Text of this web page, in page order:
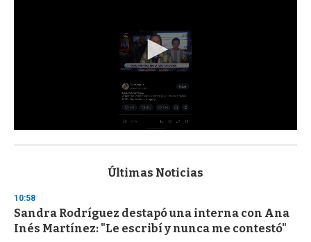
s
d
s
o
f
Últimas Noticias
10:58
Sandra Rodríguez destapó una interna con Ana
Inés Martínez: "Le escribí y nunca me contestó"